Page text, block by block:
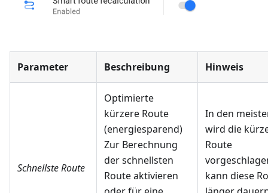
Parameter Beschreibung Hinweis
Schnellste Route
Optimierte
kürzere Route
(energiesparend)
Zur Berechnung
der schnellsten
Route aktivieren
In den
wird die
Route
kann diese